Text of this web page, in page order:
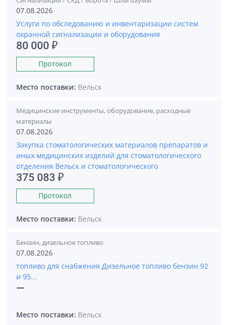
07.08.2026
Услуги по обследованию и инвентаризации систем
охранной сигнализации и оборудования
80 000 ₽
Протокол
Место поставки: Вельск
Медицинские инструменты, оборудование, расходные
материалы
07.08.2026
Закупка стоматологических материалов препаратов и
иных медицинских изделий для стоматологического
отделения Вельск и стоматологического
375 083 ₽
Протокол
Место поставки: Вельск
Бензин, дизельное топливо
07.08.2026
топливо для снабжения Дизельное топливо бензин 92
и 95...
—
Место поставки: Вельск